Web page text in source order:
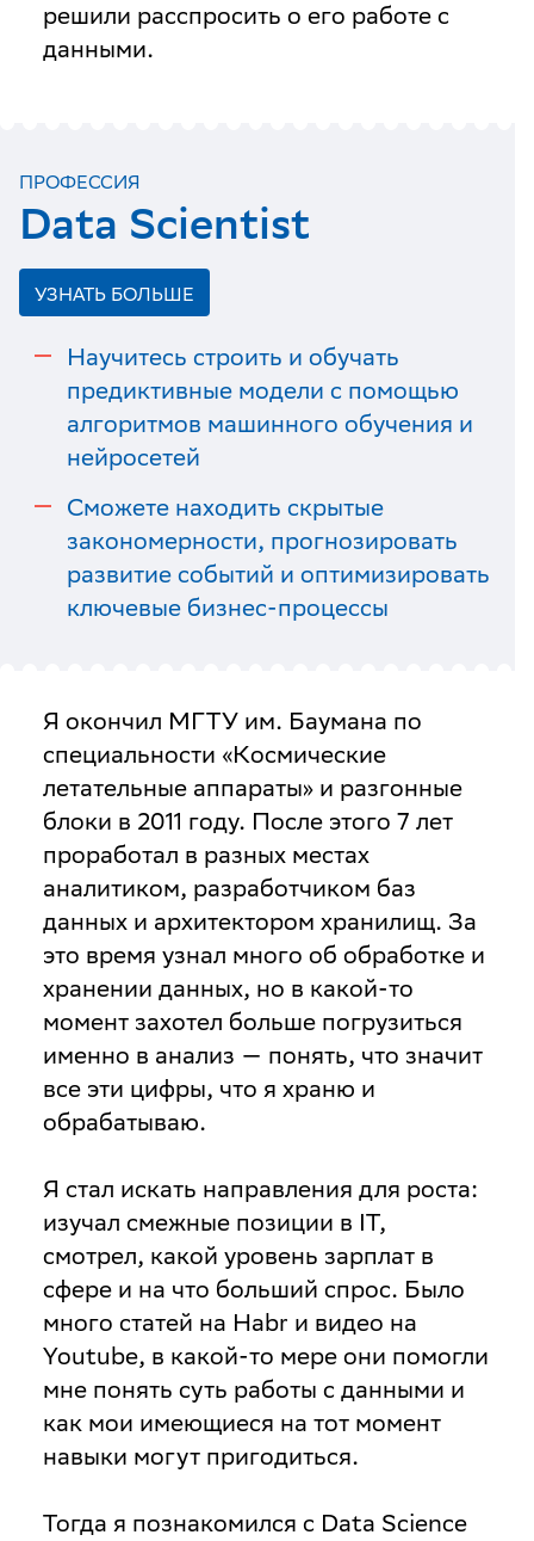
решили расспросить о его работе с
данными.
ПРОФЕССИЯ
Data Scientist
УЗНАТЬ БОЛЬШЕ
Научитесь строить и обучать
предиктивные модели с помощью
алгоритмов машинного обучения и
нейросетей
Сможете находить скрытые
закономерности, прогнозировать
развитие событий и оптимизировать
ключевые бизнес-процессы
Я окончил МГТУ им. Баумана по
специальности «Космические
летательные аппараты» и разгонные
блоки в 2011 году. После этого 7 лет
проработал в разных местах
аналитиком, разработчиком баз
данных и архитектором хранилищ. За
это время узнал много об обработке и
хранении данных, но в какой-то
момент захотел больше погрузиться
именно в анализ — понять, что значит
все эти цифры, что я храню и
обрабатываю.
Я стал искать направления для роста:
изучал смежные позиции в IT,
смотрел, какой уровень зарплат в
сфере и на что больший спрос. Было
много статей на Habr и видео на
Youtube, в какой-то мере они помогли
мне понять суть работы с данными и
как мои имеющиеся на тот момент
навыки могут пригодиться.
Тогда я познакомился с Data Science